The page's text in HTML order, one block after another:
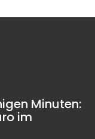
Minuten:
im